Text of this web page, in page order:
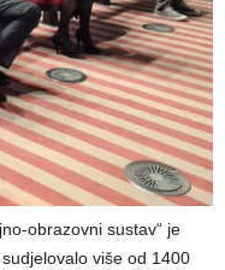
obrazovni sustav“ je
više od 1400